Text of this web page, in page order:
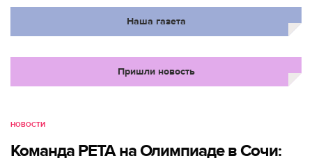
Наша газета
Пришли новость
НОВОСТИ
Команда PETA на Олимпиаде в Сочи: